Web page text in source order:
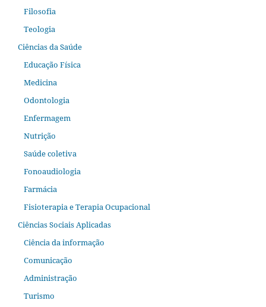
Filosofia
Teologia
Ciências da Saúde
Educação Física
Medicina
Odontologia
Enfermagem
Nutrição
Saúde coletiva
Fonoaudiologia
Farmácia
Fisioterapia e Terapia Ocupacional
Ciências Sociais Aplicadas
Ciência da informação
Comunicação
Administração
Turismo